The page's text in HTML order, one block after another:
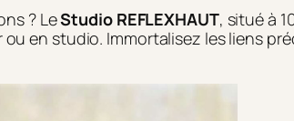
? LeStudio REFLEXHAUT, situé à
en studio. Immortalisez les liens